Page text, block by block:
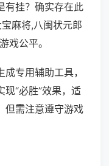
有挂？确实存在此
麻将,八闽状元郎
戏公平。
专用辅助工具，
“必胜”效果，适
但需注意遵守游戏